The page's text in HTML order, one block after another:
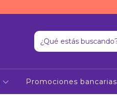
Promociones bancarias